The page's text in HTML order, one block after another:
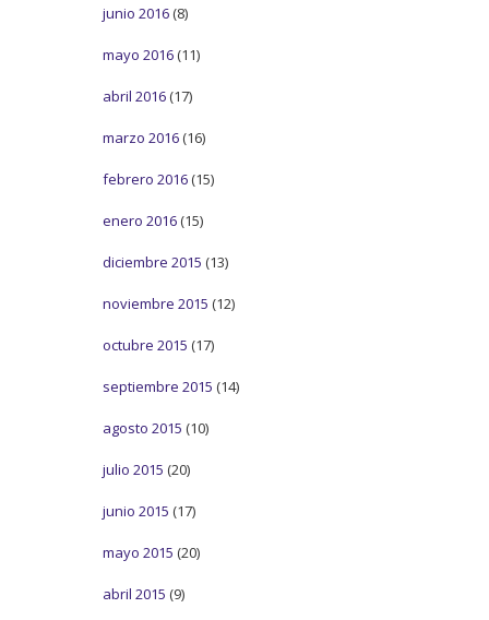
junio 2016 (8)
mayo 2016 (11)
abril 2016 (17)
marzo 2016 (16)
febrero 2016 (15)
enero 2016 (15)
diciembre 2015 (13)
noviembre 2015 (12)
octubre 2015 (17)
septiembre 2015 (14)
agosto 2015 (10)
julio 2015 (20)
junio 2015 (17)
mayo 2015 (20)
abril 2015 (9)